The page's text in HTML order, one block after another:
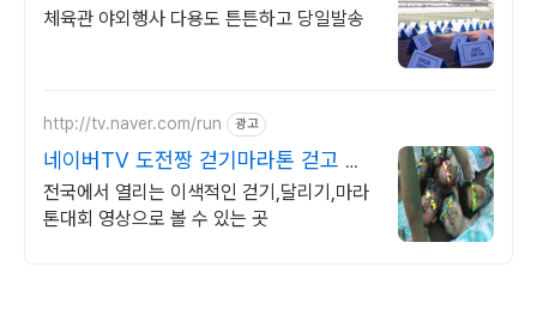
인!!
체육관 야외행사 다용도 튼튼하고 당일발송
http://tv.naver.com/run 광고
네이버TV 도전짱 걷기마라톤 걷고 달
리고 싶으면 고고씽
전국에서 열리는 이색적인 걷기,달리기,마라
톤대회 영상으로 볼 수 있는 곳